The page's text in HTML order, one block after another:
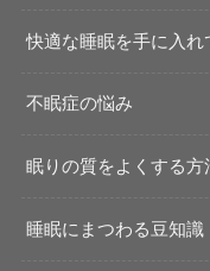
快適な睡眠を手に入
不眠症の悩み
眠りの質をよくする方
睡眠にまつわる豆知識